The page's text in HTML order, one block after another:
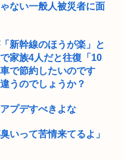
ァンから苦言を呈されブチ
っかり歌うんやが
ら面白すぎてワロタwww
いに明日、配信され...
ない一般人被災者に面
新幹線のほうが楽」と
家族4人だと往復「10
で節約したいのです
うのでしょうか？
プデすべきよな
いって苦情来てるよ」